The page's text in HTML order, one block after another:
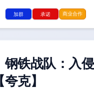
加群 承诺 商业合作
钢铁战队：
克】